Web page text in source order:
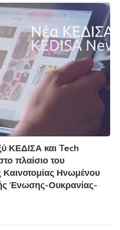
ΚΕΔΙΣΑ και Tech
πλαίσιο του
Ηνωμένου
Ένωσης-Ουκρανίας-